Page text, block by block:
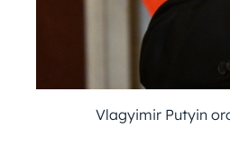
Vlagyimir Putyin